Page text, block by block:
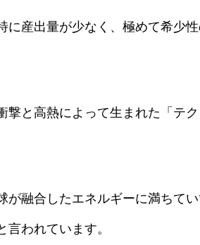
に産出量が少なく、極めて希少
と高熱によって生まれた「テク
融合したエネルギーに満ちてい
われています。